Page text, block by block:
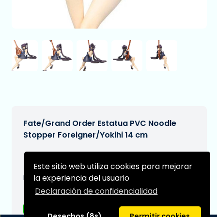
Este sitio web utiliza cookies para mejorar
la experiencia del usuario
Declaración de confidencialidad
Fate/Grand Order Estatua PVC Noodle
Stopper Foreigner/Yokihi 14 cm
€25,95
Fecha de entrega prevista:
N/A
Tipo: